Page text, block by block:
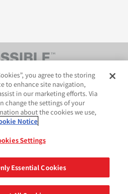
법적 및 개인정보보호 공지
쿠키 정책
you agree to the storing
to enhance site navigation,
in our marketing efforts. Via
change the settings of your
about the cookies we use,
Notice
Settings
Essential Cookies